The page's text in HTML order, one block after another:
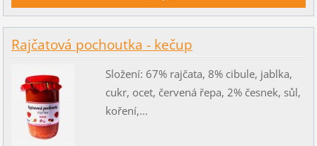
Rajčatová pochoutka - kečup
Složení: 67% rajčata, 8% cibule, jablka,
cukr, ocet, červená řepa, 2% česnek, sůl,
koření,...